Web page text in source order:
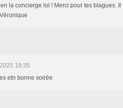
la concierge lol ! Merci pour tes blagues. Il
19:35
etn bonne soirée